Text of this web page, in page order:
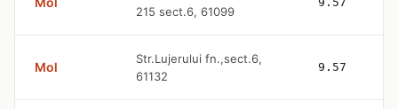
215 sect.6, 61099
Mol
Str.Lujerului fn.,sect.6,
61132
9.57